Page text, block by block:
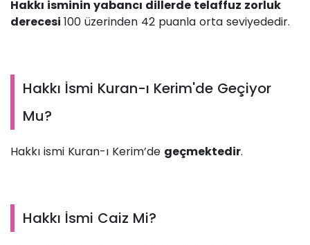
Hakkı isminin yabancı dillerde telaffuz zorluk
derecesi 100 üzerinden 42 puanla orta seviyededir.
Hakkı İsmi Kuran-ı Kerim'de Geçiyor
Mu?
Hakkı ismi Kuran-ı Kerim’de geçmektedir.
Hakkı İsmi Caiz Mi?